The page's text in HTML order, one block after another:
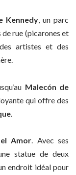
Kennedy, un parc
de rue (picarones et
artistes et des
Malecón de
qui offre des
.
Amor. Avec ses
statue de deux
endroit idéal pour